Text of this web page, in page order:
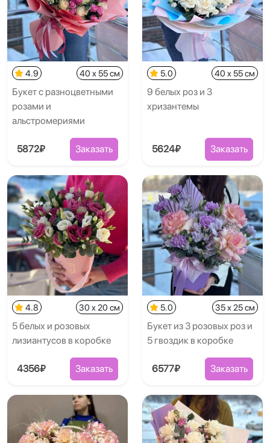
4.9 40 x 55 см
Букет с разноцветными
розами и
альстромериями
5872₽ Заказать
5.0 40 x 55 см
9 белых роз и 3
хризантемы
5624₽ Заказать
4.8 30 x 20 см
5 белых и розовых
лизиантусов в коробке
4356₽ Заказать
5.0 35 x 25 см
Букет из 3 розовых роз и
5 гвоздик в коробке
6577₽ Заказать